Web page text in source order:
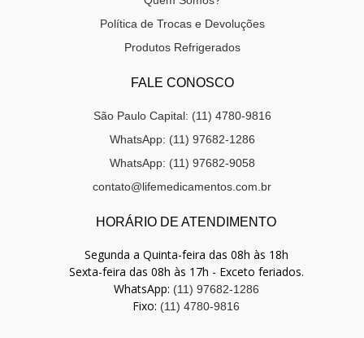
Política de Trocas e Devoluções
Produtos Refrigerados
FALE CONOSCO
São Paulo Capital: (11) 4780-9816
WhatsApp: (11) 97682-1286
WhatsApp: (11) 97682-9058
contato@lifemedicamentos.com.br
HORÁRIO DE ATENDIMENTO
Segunda a Quinta-feira das 08h às 18h
Sexta-feira das 08h às 17h - Exceto feriados.
WhatsApp: (11) 97682-1286
Fixo: (11) 4780-9816